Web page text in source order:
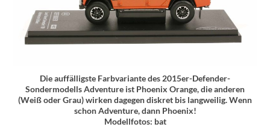
Die auffälligste Farbvariante des 2015er-Defender-
Sondermodells Adventure ist Phoenix Orange, die anderen
(Weiß oder Grau) wirken dagegen diskret bis langweilig. Wenn
schon Adventure, dann Phoenix!
Modellfotos: bat